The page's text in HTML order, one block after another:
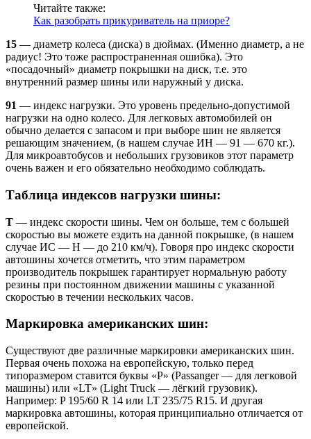
Читайте также:
Как разобрать прикуриватель на приоре?
15 — диаметр колеса (диска) в дюймах. (Именно диаметр, а не
радиус! Это тоже распространенная ошибка). Это
«посадочный» диаметр покрышки на диск, т.е. это
внутренний размер шины или наружный у диска.
91 — индекс нагрузки. Это уровень предельно-допустимой
нагрузки на одно колесо. Для легковых автомобилей он
обычно делается с запасом и при выборе шин не является
решающим значением, (в нашем случае ИН — 91 — 670 кг.).
Для микроавтобусов и небольших грузовиков этот параметр
очень важен и его обязательно необходимо соблюдать.
Таблица индексов нагрузки шины:
T — индекс скорости шины. Чем он больше, тем с большей
скоростью вы можете ездить на данной покрышке, (в нашем
случае ИС — Н — до 210 км/ч). Говоря про индекс скорости
автошины хочется отметить, что этим параметром
производитель покрышек гарантирует нормальную работу
резины при постоянном движении машины с указанной
скоростью в течении нескольких часов.
Маркировка американских шин:
Существуют две различные маркировки американских шин.
Первая очень похожа на европейскую, только перед
типоразмером ставится буквы «P» (Passanger — для легковой
машины) или «LT» (Light Truck — лёгкий грузовик).
Например: P 195/60 R 14 или LT 235/75 R15. И другая
маркировка автошины, которая принципиально отличается от
европейской.